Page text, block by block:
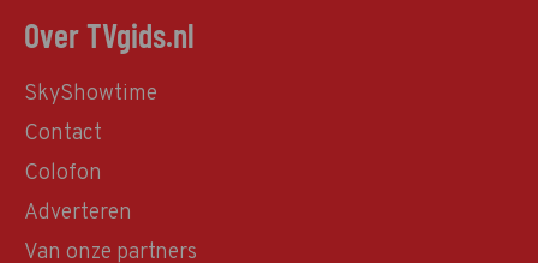
Over TVgids.nl
SkyShowtime
Contact
Colofon
Adverteren
Van onze partners